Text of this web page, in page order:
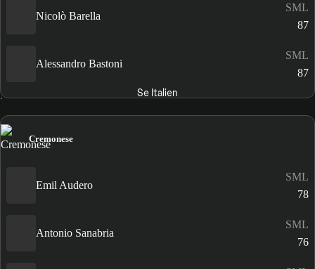
Nicolò Barella
SML
87
Alessandro Bastoni
SML
87
Se Italien
Cremonese
Emil Audero
SML
78
Antonio Sanabria
SML
76